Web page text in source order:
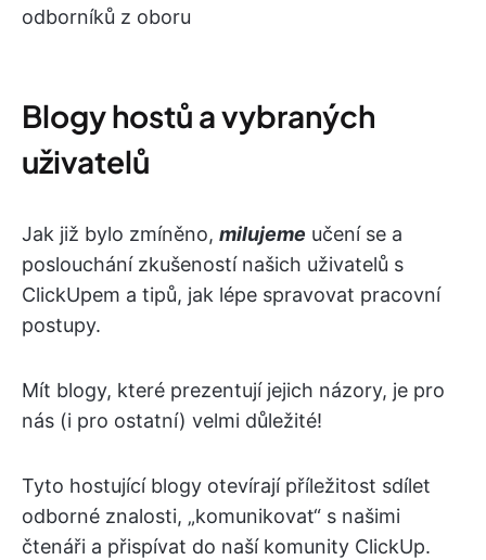
odborníků z oboru
Blogy hostů a vybraných
uživatelů
Jak již bylo zmíněno, milujeme učení se a
poslouchání zkušeností našich uživatelů s
ClickUpem a tipů, jak lépe spravovat pracovní
postupy.
Mít blogy, které prezentují jejich názory, je pro
nás (i pro ostatní) velmi důležité!
Tyto hostující blogy otevírají příležitost sdílet
odborné znalosti, „komunikovat“ s našimi
čtenáři a přispívat do naší komunity ClickUp.